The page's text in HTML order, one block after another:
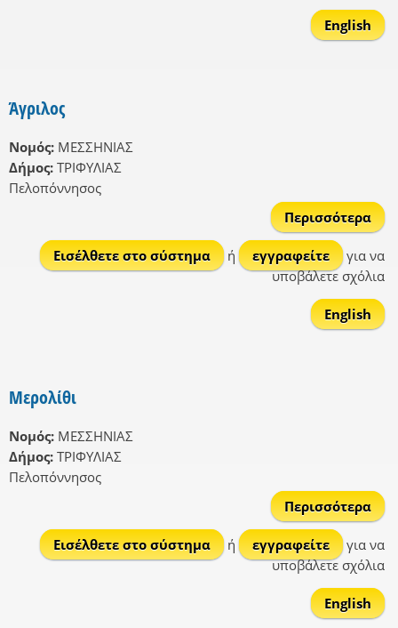
English
Άγριλος
Νομός: ΜΕΣΣΗΝΙΑΣ
Δήμος: ΤΡΙΦΥΛΙΑΣ
Πελοπόννησος
Περισσότερα
Εισέλθετε στο σύστημα
ή εγγραφείτε
για να
υποβάλετε σχόλια
English
Μερολίθι
Νομός: ΜΕΣΣΗΝΙΑΣ
Δήμος: ΤΡΙΦΥΛΙΑΣ
Πελοπόννησος
Περισσότερα
Εισέλθετε στο σύστημα
ή εγγραφείτε
για να
υποβάλετε σχόλια
English